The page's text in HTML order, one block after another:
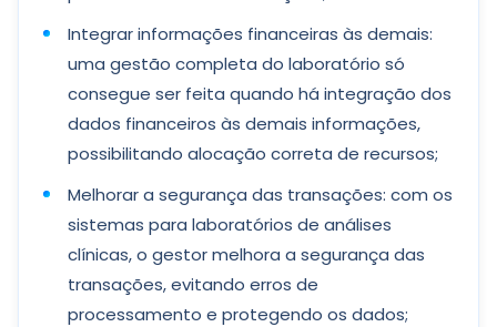
Integrar informações financeiras às demais:
uma gestão completa do laboratório só
consegue ser feita quando há integração dos
dados financeiros às demais informações,
possibilitando alocação correta de recursos;
Melhorar a segurança das transações: com os
sistemas para laboratórios de análises
clínicas, o gestor melhora a segurança das
transações, evitando erros de
processamento e protegendo os dados;